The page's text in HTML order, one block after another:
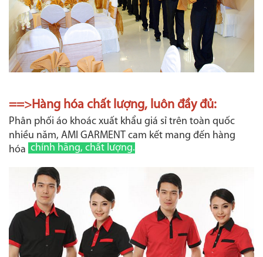
==>Hàng hóa chất lượng, luôn đầy đủ:
Phân phối áo khoác xuất khẩu giá sỉ trên toàn quốc
nhiều năm, AMI GARMENT cam kết mang đến hàng
hóa chính hãng, chất lượng.